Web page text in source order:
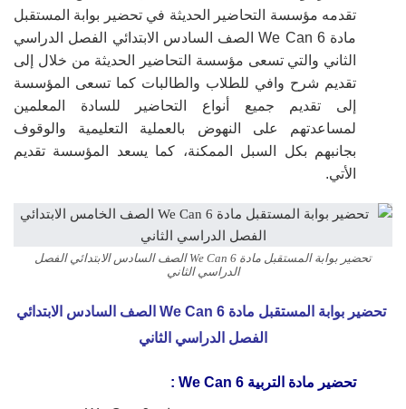
تقدمه مؤسسة التحاضير الحديثة في تحضير بوابة المستقبل
مادة We Can 6 الصف السادس الابتدائي الفصل الدراسي
الثاني والتي تسعى مؤسسة التحاضير الحديثة من خلال إلى
تقديم شرح وافي للطلاب والطالبات كما تسعى المؤسسة
إلى تقديم جميع أنواع التحاضير للسادة المعلمين
لمساعدتهم على النهوض بالعملية التعليمية والوقوف
بجانبهم بكل السبل الممكنة، كما يسعد المؤسسة تقديم
الأتي.
تحضير بوابة المستقبل مادة We Can 6 الصف السادس الابتدائي الفصل
الدراسي الثاني
تحضير بوابة المستقبل مادة We Can 6 الصف السادس الابتدائي
الفصل الدراسي الثاني
تحضير مادة التربية We Can 6 :